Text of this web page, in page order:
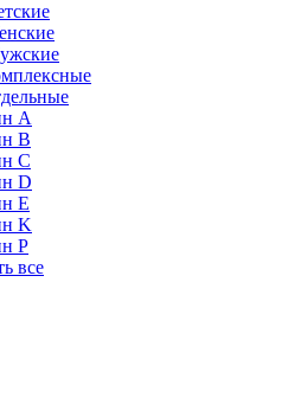
A
B
C
D
E
K
P
все